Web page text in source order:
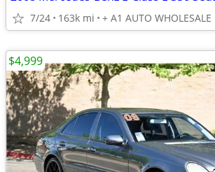
7/24 163k mi + A1 AUTO WHOLESALE
$4,999